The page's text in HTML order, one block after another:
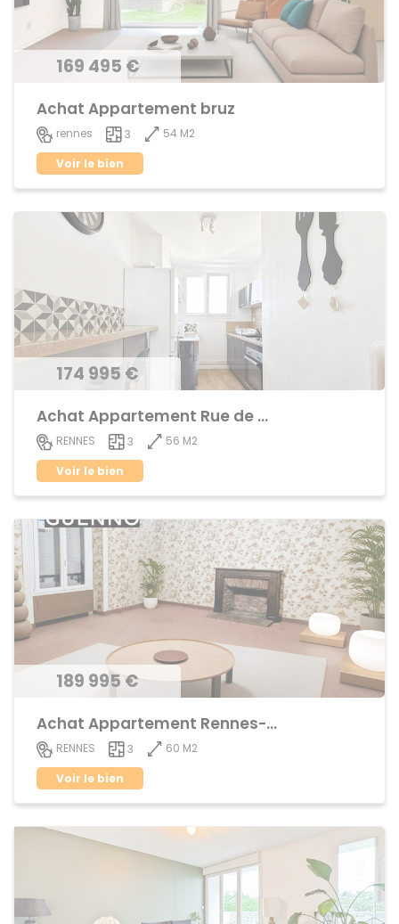
169 495 €
Achat Appartement bruz
rennes 3
54 M2
Voir le bien
174 995 €
Achat Appartement Rue de Nantes
RENNES 3
56 M2
Voir le bien
189 995 €
Achat Appartement Rennes-Cleunay
RENNES 3
60 M2
Voir le bien